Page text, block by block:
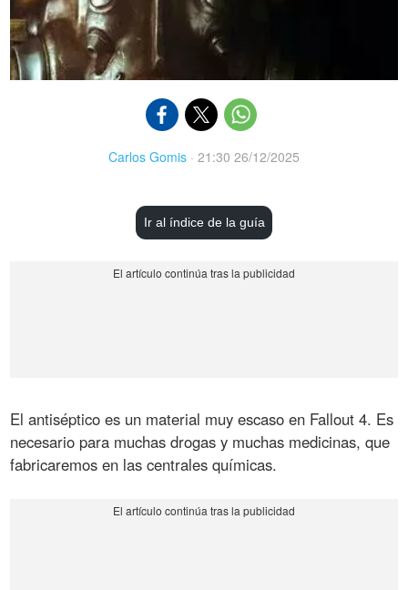
Carlos Gomis · 21:30 26/12/2025
Ir al índice de la guía
El antiséptico es un material muy escaso en Fallout 4. Es
necesario para muchas drogas y muchas medicinas, que
fabricaremos en las centrales químicas.